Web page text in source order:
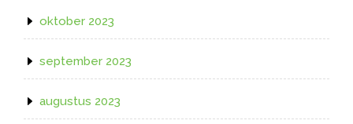
oktober 2023
september 2023
augustus 2023